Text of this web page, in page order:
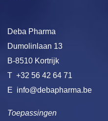
Toepassingen
Deba Pharma
Dumolinlaan 13
B-8510 Kortrijk
T +32 56 42 64 71
E info@debapharma.be